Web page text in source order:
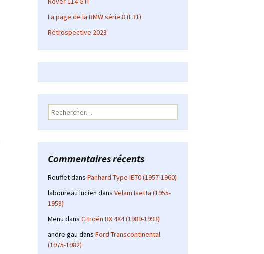
La page de la BMW série 8 (E31)
Rétrospective 2023
Rechercher :
Commentaires récents
Rouffetdans Panhard Type IE70 (1957-1960)
laboureau lucien dans Velam Isetta (1955-
1958)
Menu dans Citroën BX 4X4 (1989-1993)
andre gau dans Ford Transcontinental
(1975-1982)